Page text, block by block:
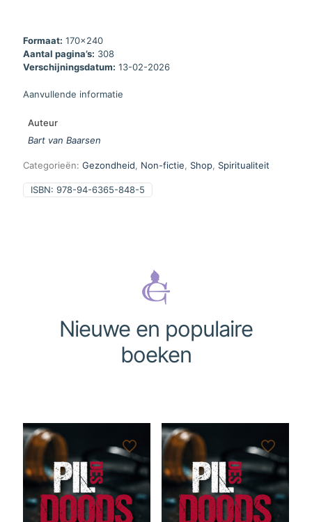
Formaat: 170x240
Aantal pagina’s: 308
Verschijningsdatum: 13-02-2026
Aanvullende informatie
Auteur
Bart van Baarsen
Categorieën: Gezondheid, Non-fictie, Shop, Spiritualiteit
ISBN: 978-94-6365-848-5
Nieuwe en populaire
boeken